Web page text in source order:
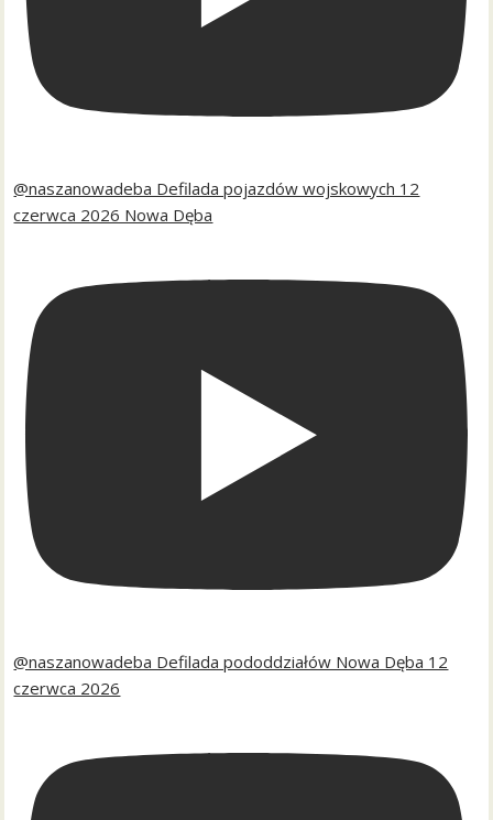
@naszanowadeba Defilada pojazdów wojskowych 12
czerwca 2026 Nowa Dęba
@naszanowadeba Defilada pododdziałów Nowa Dęba 12
czerwca 2026